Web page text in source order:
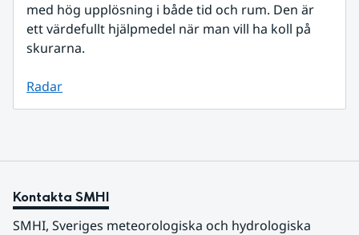
med hög upplösning i både tid och rum. Den är
ett värdefullt hjälpmedel när man vill ha koll på
skurarna.
Radar
Kontakta SMHI
SMHI, Sveriges meteorologiska och hydrologiska